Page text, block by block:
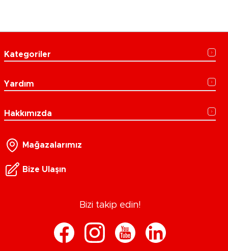
Kategoriler
Yardım
Hakkımızda
Mağazalarımız
Bize Ulaşın
Bizi takip edin!